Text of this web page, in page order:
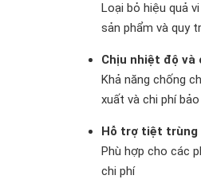
Loại bỏ hiệu quả
sản phẩm và quy
Chịu nhiệt độ và
Khả năng chống
xuất và chi phí
Hỗ trợ tiệt trùng
Phù hợp cho các
chi phí